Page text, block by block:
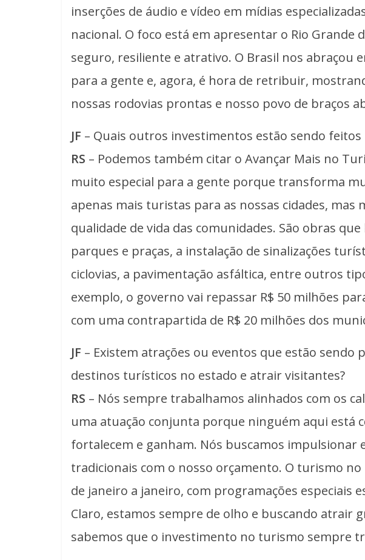
inserções de áudio e vídeo em mídias
nacional. O foco está em apresentar o Rio Grande
seguro, resiliente e atrativo. O Brasil nos abraçou
para a gente e, agora, é hora de retribuir,
nossas rodovias prontas e nosso povo de braços
JF – Quais outros investimentos estão sendo feitos
RS – Podemos também citar o Avançar Mais no
muito especial para a gente porque transforma
apenas mais turistas para as nossas cidades, mas
qualidade de vida das comunidades. São obras
parques e praças, a instalação de sinalizações
ciclovias, a pavimentação asfáltica, entre outros
exemplo, o governo vai repassar R$ 50 milhões
com uma contrapartida de R$ 20 milhões dos
JF – Existem atrações ou eventos que estão sendo
destinos turísticos no estado e atrair visitantes?
RS – Nós sempre trabalhamos alinhados com os
uma atuação conjunta porque ninguém aqui está
fortalecem e ganham. Nós buscamos impulsionar
tradicionais com o nosso orçamento. O turismo no
de janeiro a janeiro, com programações especiais
Claro, estamos sempre de olho e buscando atrair
sabemos que o investimento no turismo sempre